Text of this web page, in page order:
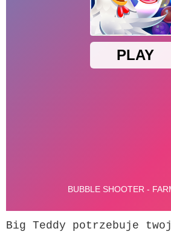
Big Teddy potrzebuje